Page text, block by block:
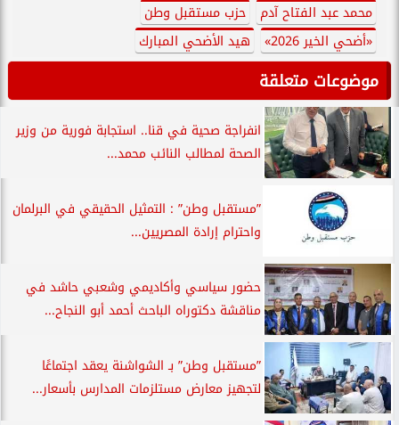
محمد عبد الفتاح آدم
حزب مستقبل وطن
«أضحي الخير 2026»
هيد الأضحي المبارك
موضوعات متعلقة
انفراجة صحية في قنا.. استجابة فورية من وزير
الصحة لمطالب النائب محمد...
”مستقبل وطن” : التمثيل الحقيقي في البرلمان
واحترام إرادة المصريين...
حضور سياسي وأكاديمي وشعبي حاشد في
مناقشة دكتوراه الباحث أحمد أبو النجاح...
”مستقبل وطن” بـ الشواشنة يعقد اجتماعًا
لتجهيز معارض مستلزمات المدارس بأسعار...